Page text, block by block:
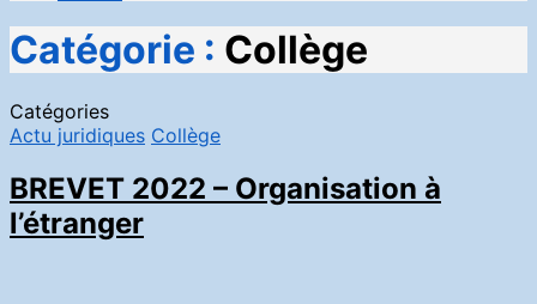
Catégorie : Collège
Catégories
Actu juridiques Collège
BREVET 2022 – Organisation à
l’étranger